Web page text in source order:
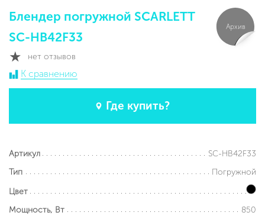
Блендер погружной SCARLETT
SC-HB42F33
нет отзывов
К сравнению
Где купить?
Архив
Артикул
SC-HB42F33
Тип
Погружной
Цвет
Мощность, Вт
850